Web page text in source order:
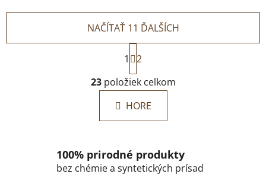
symbol usilovnosti
medovo vonia, aj
nezapálená
O
v
l
á
d
c
i
NAČÍTAŤ 11 ĎALŠÍCH
S
t
r
á
n
k
n
i
e
1
2
23položiek celkom
HORE
100% prirodné produkty
bez chémie a syntetických prísad